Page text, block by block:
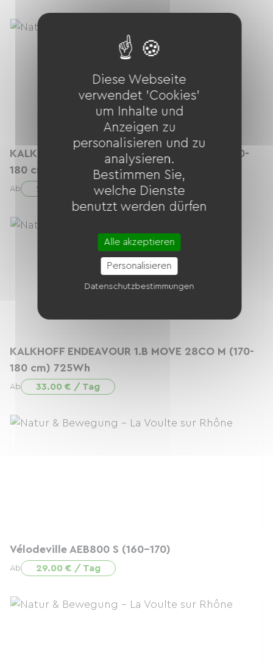
KALKHOFF ENDEAVOUR 3B MOVE M (taille 170-
180 cm)
Ab 29.00 € / Tag
KALKHOFF ENDEAVOUR 1.B MOVE 28CO M (170-
180 cm) 725Wh
Ab 33.00 € / Tag
Vélodeville AEB800 S (160-170)
Ab 29.00 € / Tag
Diese Webseite
verwendet 'Cookies'
um Inhalte und
Anzeigen zu
personalisieren und zu
analysieren.
Bestimmen Sie,
welche Dienste
benutzt werden dürfen
Alle akzeptieren
Personalisieren
Datenschutzbestimmungen